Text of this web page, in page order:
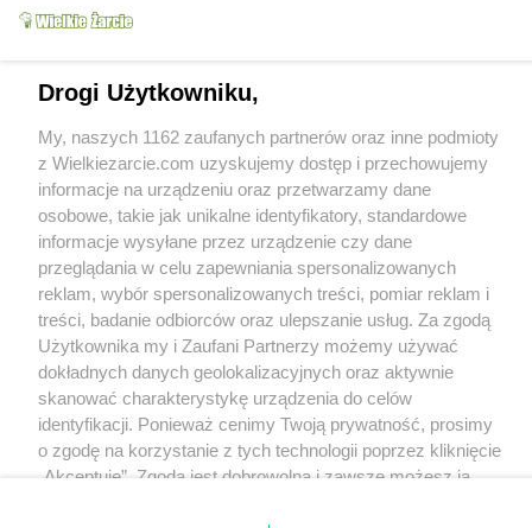
10.4k
Wkn
Prosty sos z
kurczakiem,
warzywami i kurkami
6.5k
Wkn
Kotlety faszerowane
kurkami
Wkn
Sos kurkowy z
kurakiem
4.2k 4 0
Wkn
Parówki nadziewane
makaronem spaghetti
14.6k 21 2
Wkn
Drogi Użytkowniku,
My, naszych 1162 zaufanych partnerów oraz inne podmioty
z Wielkiezarcie.com uzyskujemy dostęp i przechowujemy
informacje na urządzeniu oraz przetwarzamy dane
osobowe, takie jak unikalne identyfikatory, standardowe
informacje wysyłane przez urządzenie czy dane
przeglądania w celu zapewniania spersonalizowanych
reklam, wybór spersonalizowanych treści, pomiar reklam i
treści, badanie odbiorców oraz ulepszanie usług. Za zgodą
Użytkownika my i Zaufani Partnerzy możemy używać
dokładnych danych geolokalizacyjnych oraz aktywnie
skanować charakterystykę urządzenia do celów
identyfikacji. Ponieważ cenimy Twoją prywatność, prosimy
o zgodę na korzystanie z tych technologii poprzez kliknięcie
„Akceptuję”. Zgoda jest dobrowolna i zawsze możesz ją